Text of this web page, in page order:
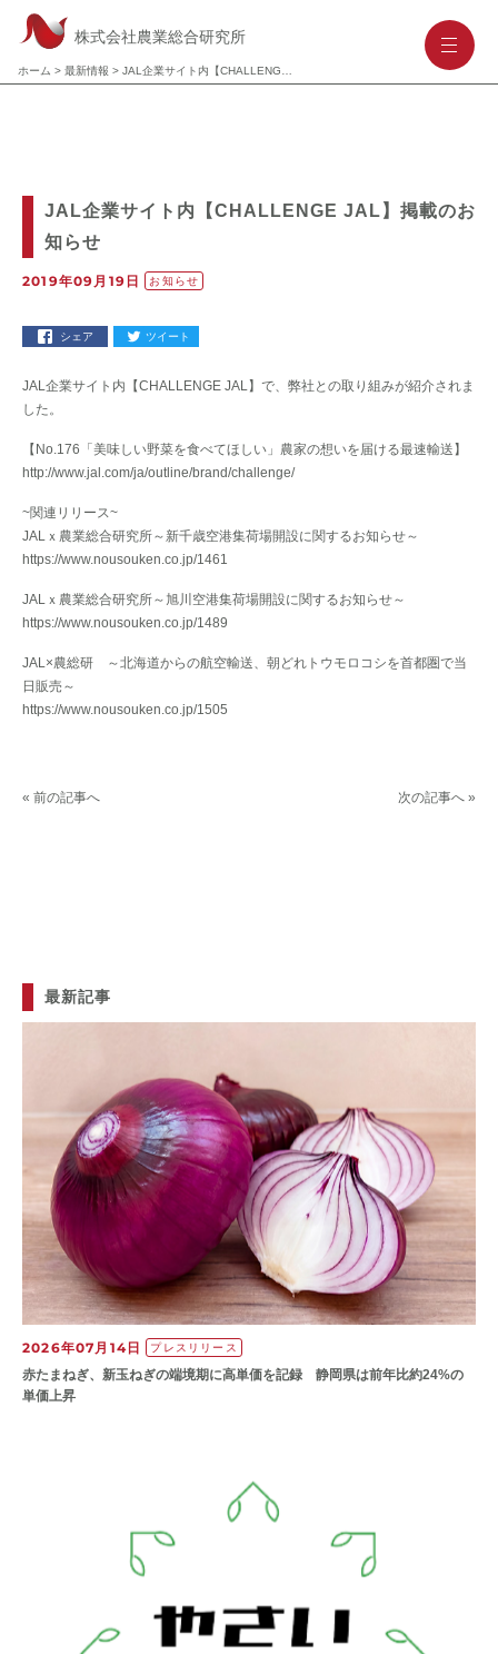
株式会社農業総合研究所
ホーム > 最新情報 >
--
JAL企業サイト内【CHALLENGE JAL】掲載のお
知らせ
2019年09月19日 お知らせ
シェア ツイート
JAL企業サイト内【CHALLENGE JAL】で、弊社との取り組みが紹介されま
した。
【No.176「美味しい野菜を食べてほしい」農家の想いを届ける最速輸送】
http://www.jal.com/ja/outline/brand/challenge/
~関連リリース~
JALｘ農業総合研究所～新千歳空港集荷場開設に関するお知らせ～
https://www.nousouken.co.jp/1461
JALｘ農業総合研究所～旭川空港集荷場開設に関するお知らせ～
https://www.nousouken.co.jp/1489
JAL×農総研 ～北海道からの航空輸送、朝どれトウモロコシを首都圏で当
日販売～
https://www.nousouken.co.jp/1505
次の記事へ »
« 前の記事へ
最新記事
2026年07月14日 プレスリリース
赤たまねぎ、新玉ねぎの端境期に高単価を記録 静岡県は前年比約24%の
単価上昇